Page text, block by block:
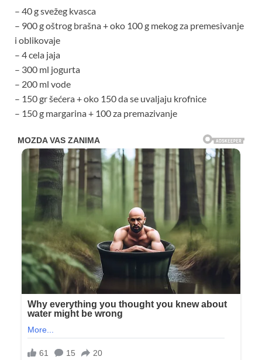
– 40 g svežeg kvasca
– 900 g oštrog brašna + oko 100 g mekog za premesivanje
i oblikovaje
– 4 cela jaja
– 300 ml jogurta
– 200 ml vode
– 150 gr šećera + oko 150 da se uvaljaju krofnice
– 150 g margarina + 100 za premazivanje